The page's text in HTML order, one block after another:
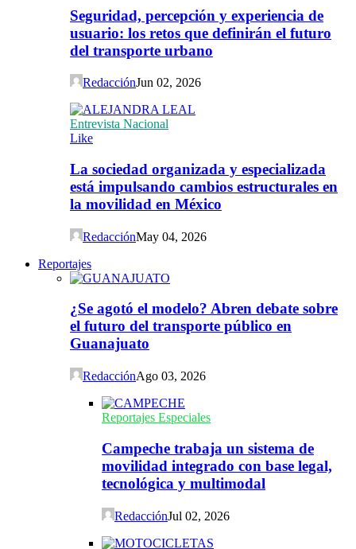
Seguridad, percepción y experiencia de
usuario: los retos que definirán el futuro
del transporte urbano
RedacciónJun 02, 2026
Entrevista Nacional
Like
La sociedad organizada y especializada
está impulsando cambios estructurales en
la movilidad en México
RedacciónMay 04, 2026
Reportajes
¿Se agotó el modelo? Abren debate sobre
el futuro del transporte público en
Guanajuato
RedacciónAgo 03, 2026
Reportajes Especiales
Campeche trabaja un sistema de
movilidad integrado con base legal,
tecnológica y multimodal
RedacciónJul 02, 2026